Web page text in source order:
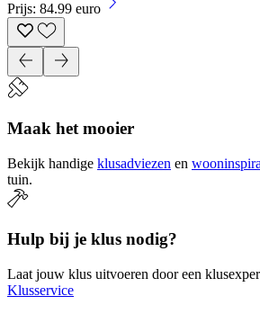
Prijs: 84.99 euro
Maak het mooier
Bekijk handige klusadviezen en
tuin.
Hulp bij je klus nodig?
Laat jouw klus uitvoeren door een
Klusservice